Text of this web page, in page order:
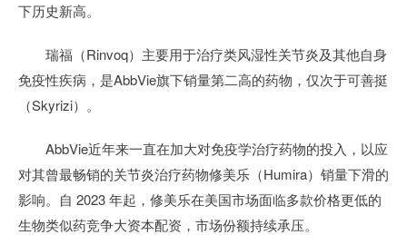
下历史新高。
瑞福（Rinvoq）主要用于治疗类风湿性关节炎及其他自身
免疫性疾病，是AbbVie旗下销量第二高的药物，仅次于可善挺
（Skyrizi）。
AbbVie近年来一直在加大对免疫学治疗药物的投入，以应
对其曾最畅销的关节炎治疗药物修美乐（Humira）销量下滑的
影响。自 2023 年起，修美乐在美国市场面临多款价格更低的
生物类似药竞争大资本配资，市场份额持续承压。